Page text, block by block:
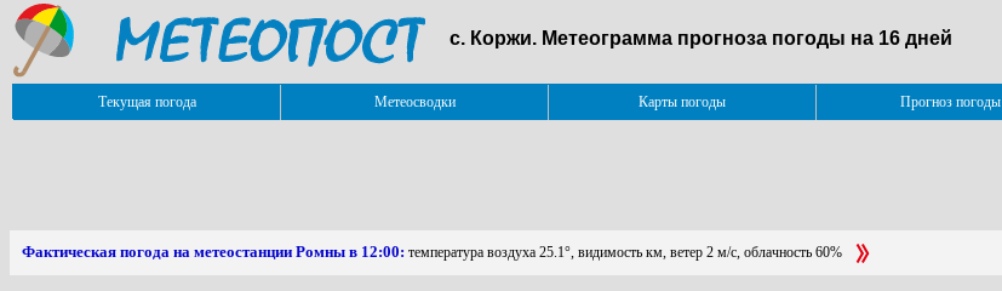
с. Коржи. Метеограмма прогноза погоды на 16 дней
Текущая погода Метеосводки Карты погоды Прогноз погоды
Фактическая погода на метеостанции Ромны в 12:00: температура воздуха 25.1°, видимость км, ветер 2 м/с, облачность 60%